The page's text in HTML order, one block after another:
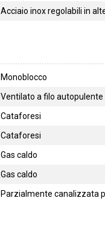
Acciaio inox regolabili in
Monoblocco
Ventilato a filo autopulente
Cataforesi
Cataforesi
Gas caldo
Gas caldo
Parzialmente canalizzata